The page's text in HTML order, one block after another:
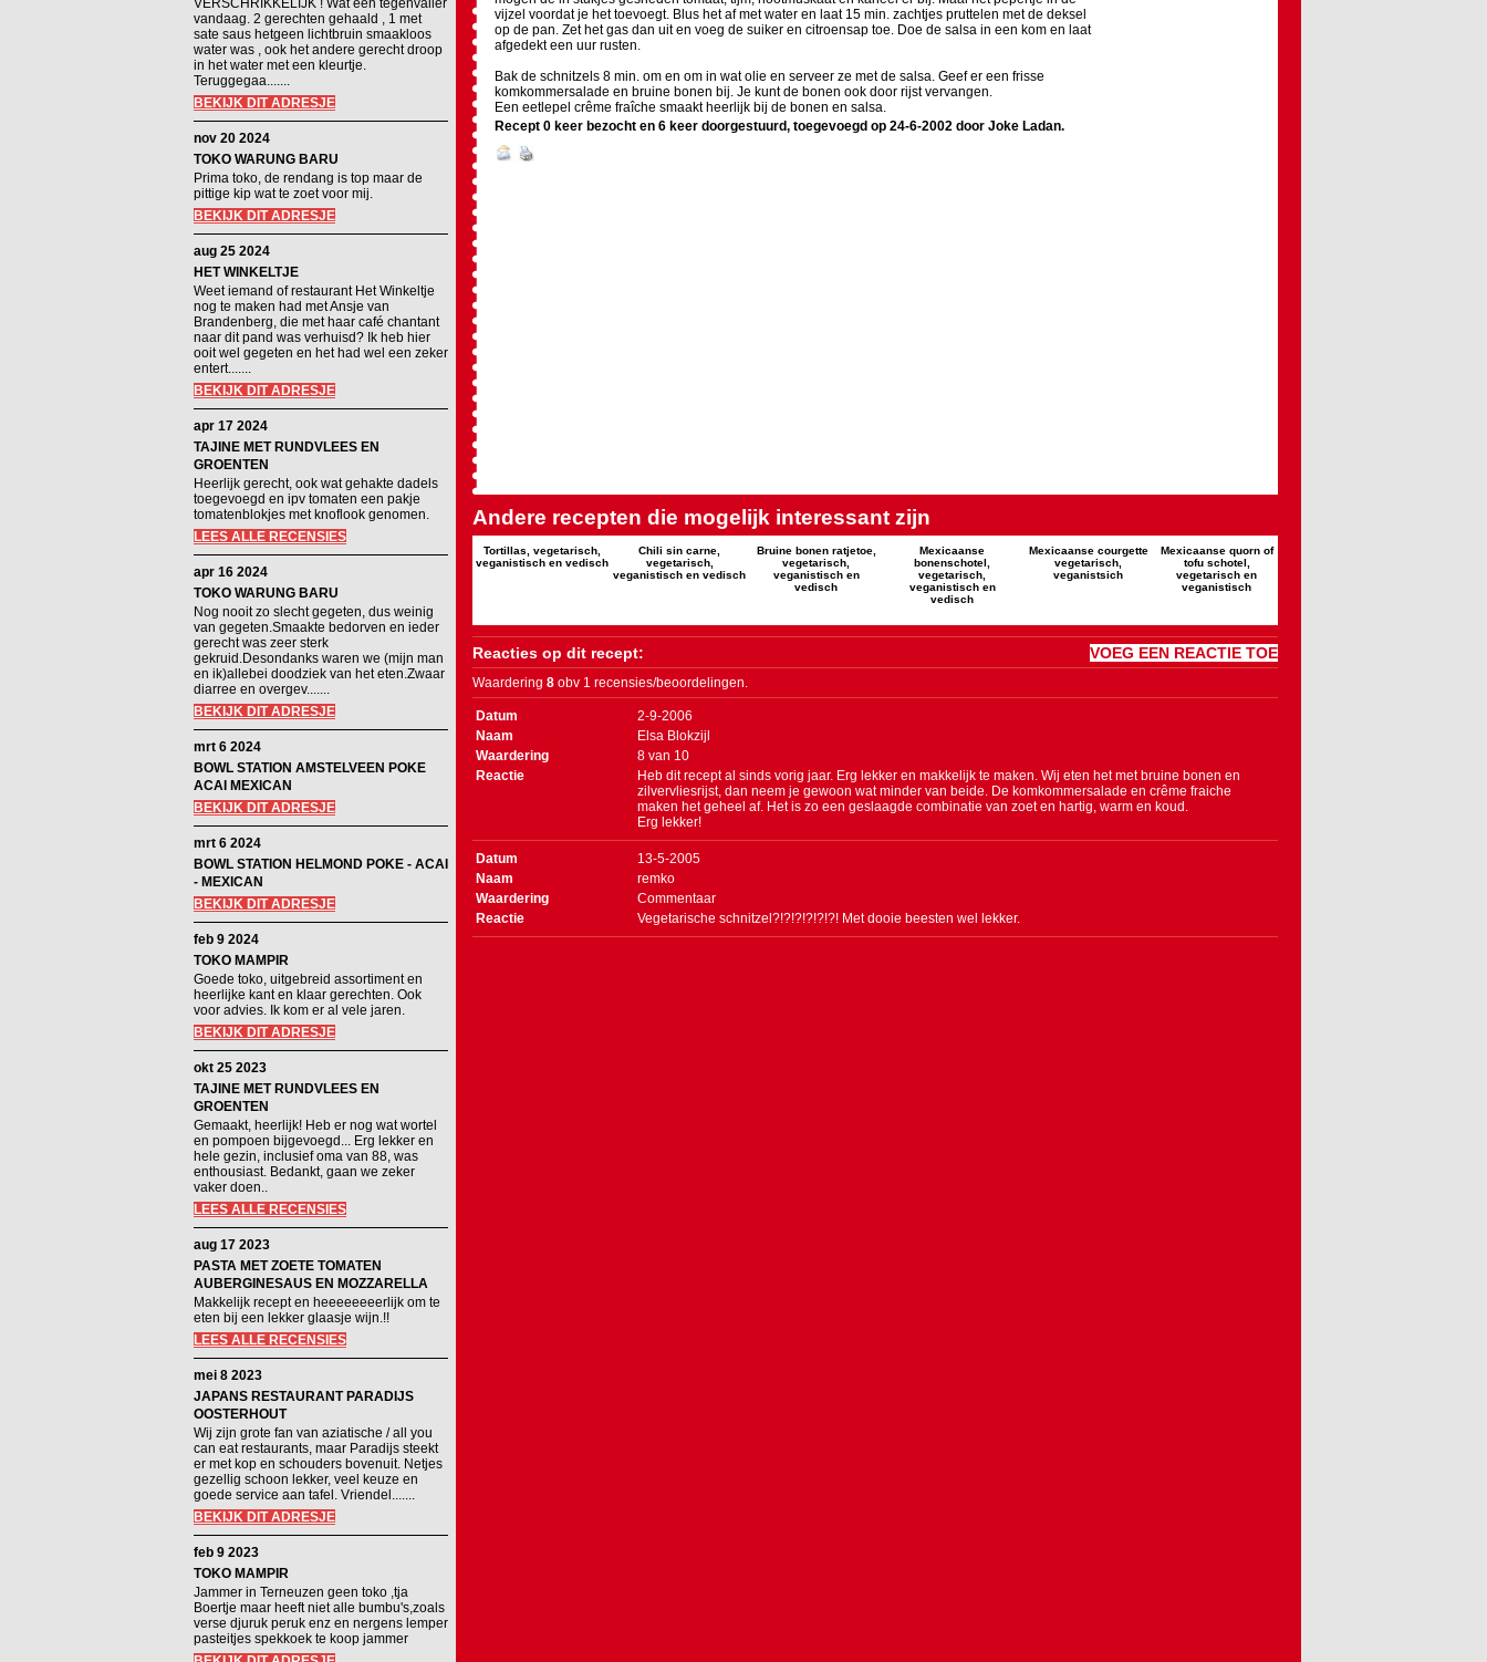
VERSCHRIKKELIJK ! Wat een tegenvaller
vandaag. 2 gerechten gehaald , 1 met
sate saus hetgeen lichtbruin smaakloos
water was , ook het andere gerecht droop
in het water met een kleurtje.
Teruggegaa.......
BEKIJK DIT ADRESJE
nov 20 2024
TOKO WARUNG BARU
Prima toko, de rendang is top maar de
pittige kip wat te zoet voor mij.
BEKIJK DIT ADRESJE
aug 25 2024
HET WINKELTJE
Weet iemand of restaurant Het Winkeltje
nog te maken had met Ansje van
Brandenberg, die met haar café chantant
naar dit pand was verhuisd? Ik heb hier
ooit wel gegeten en het had wel een zeker
entert.......
BEKIJK DIT ADRESJE
apr 17 2024
TAJINE MET RUNDVLEES EN
GROENTEN
Heerlijk gerecht, ook wat gehakte dadels
toegevoegd en ipv tomaten een pakje
tomatenblokjes met knoflook genomen.
LEES ALLE RECENSIES
apr 16 2024
TOKO WARUNG BARU
Nog nooit zo slecht gegeten, dus weinig
van gegeten.Smaakte bedorven en ieder
gerecht was zeer sterk
gekruid.Desondanks waren we (mijn man
en ik)allebei doodziek van het eten.Zwaar
diarree en overgev.......
BEKIJK DIT ADRESJE
mrt 6 2024
BOWL STATION AMSTELVEEN POKE
ACAI MEXICAN
BEKIJK DIT ADRESJE
mrt 6 2024
BOWL STATION HELMOND POKE - ACAI
- MEXICAN
BEKIJK DIT ADRESJE
feb 9 2024
TOKO MAMPIR
Goede toko, uitgebreid assortiment en
heerlijke kant en klaar gerechten. Ook
voor advies. Ik kom er al vele jaren.
BEKIJK DIT ADRESJE
okt 25 2023
TAJINE MET RUNDVLEES EN
GROENTEN
Gemaakt, heerlijk! Heb er nog wat wortel
en pompoen bijgevoegd... Erg lekker en
hele gezin, inclusief oma van 88, was
enthousiast. Bedankt, gaan we zeker
vaker doen..
LEES ALLE RECENSIES
aug 17 2023
PASTA MET ZOETE TOMATEN
AUBERGINESAUS EN MOZZARELLA
Makkelijk recept en heeeeeeeerlijk om te
eten bij een lekker glaasje wijn.!!
LEES ALLE RECENSIES
mei 8 2023
JAPANS RESTAURANT PARADIJS
OOSTERHOUT
Wij zijn grote fan van aziatische / all you
can eat restaurants, maar Paradijs steekt
er met kop en schouders bovenuit. Netjes
gezellig schoon lekker, veel keuze en
goede service aan tafel. Vriendel.......
BEKIJK DIT ADRESJE
feb 9 2023
TOKO MAMPIR
Jammer in Terneuzen geen toko ,tja
Boertje maar heeft niet alle bumbu's,zoals
verse djuruk peruk enz en nergens lemper
pasteitjes spekkoek te koop jammer
vijzel voordat je het toevoegt. Blus het af met water en laat 15 min. zachtjes pruttelen met de deksel
op de pan. Zet het gas dan uit en voeg de suiker en citroensap toe. Doe de salsa in een kom en laat
afgedekt een uur rusten.
Bak de schnitzels 8 min. om en om in wat olie en serveer ze met de salsa. Geef er een frisse
komkommersalade en bruine bonen bij. Je kunt de bonen ook door rijst vervangen.
Een eetlepel crême fraîche smaakt heerlijk bij de bonen en salsa.
Recept 0 keer bezocht en 6 keer doorgestuurd, toegevoegd op 24-6-2002 door Joke Ladan.
Andere recepten die mogelijk interessant zijn
Tortillas, vegetarisch,
veganistisch en vedisch
Chili sin carne,
vegetarisch,
veganistisch en vedisch
Bruine bonen ratjetoe,
vegetarisch,
veganistisch en
vedisch
Mexicaanse
bonenschotel,
vegetarisch,
veganistisch en
vedisch
Mexicaanse courgette
vegetarisch,
veganistsich
Mexicaanse quorn of
tofu schotel,
vegetarisch en
veganistisch
Reacties op dit recept: VOEG EEN REACTIE TOE
Waardering 8 obv 1 recensies/beoordelingen.
Datum
2-9-2006
Naam
Elsa Blokzijl
Waardering
8 van 10
Reactie
Heb dit recept al sinds vorig jaar. Erg lekker en makkelijk te maken. Wij eten het met bruine bonen en
zilvervliesrijst, dan neem je gewoon wat minder van beide. De komkommersalade en crême fraiche
maken het geheel af. Het is zo een geslaagde combinatie van zoet en hartig, warm en koud.
Erg lekker!
Datum
13-5-2005
Naam
remko
Waardering
Commentaar
Reactie
Vegetarische schnitzel?!?!?!?!?!?! Met dooie beesten wel lekker.